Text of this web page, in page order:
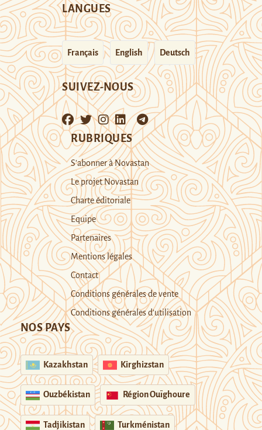
LANGUES
Français English Deutsch
SUIVEZ-NOUS
RUBRIQUES
S’abonner à Novastan
Le projet Novastan
Charte éditoriale
Equipe
Partenaires
Mentions légales
Contact
Conditions générales de vente
Conditions générales d’utilisation
NOS PAYS
Kazakhstan Kirghizstan
Ouzbékistan Région Ouïghoure
Tadjikistan Turkménistan